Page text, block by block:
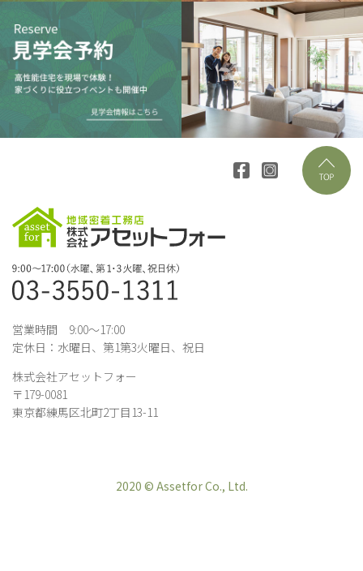
営業時間 9:00～17:00
定休日：水曜日、第1第3火曜日、祝日
株式会社アセットフォー
〒179-0081
東京都練馬区北町2丁目13-11
2020 © Assetfor Co., Ltd.